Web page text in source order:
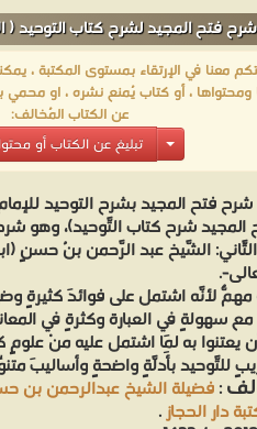
فتح المجيد لشرح كتاب التوحيد (
معنا في الإرتقاء بمستوى المكتبة ،
ومحتواها ، أو كتاب يُمنع نشره ، او
عن الكتاب المُخالف:
تبليغ عن الكتاب أو
شرح فتح المجيد بشرح التوحيد
المجيد شرح كتاب التَّوحيد)، وهو
الثَّاني: الشَّيخ عبد الرَّحمن بنُ حسنٍ
.
لأنَّه اشتمل على فوائدَ كثيرةٍ
مع سهولةٍ في العبارة وكثرةٍ في
يعتنوا به لِمَا اشتمل عليه منْ علومٍ
للتَّوحيد بأدلَّةٍ واضحةٍ وأساليبَ
:فضيلة الشيخ عبدالرحمن بن
دار الحجاز.